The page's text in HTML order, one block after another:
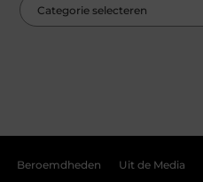
Beroemdheden Uit de Media